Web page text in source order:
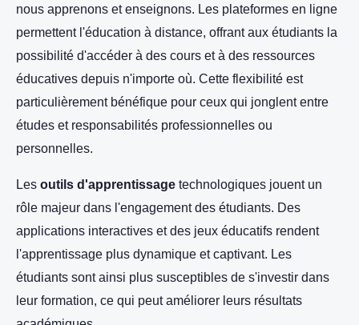
nous apprenons et enseignons. Les plateformes en ligne
permettent l'éducation à distance, offrant aux étudiants la
possibilité d'accéder à des cours et à des ressources
éducatives depuis n'importe où. Cette flexibilité est
particulièrement bénéfique pour ceux qui jonglent entre
études et responsabilités professionnelles ou
personnelles.
Les outils d'apprentissage technologiques jouent un
rôle majeur dans l'engagement des étudiants. Des
applications interactives et des jeux éducatifs rendent
l'apprentissage plus dynamique et captivant. Les
étudiants sont ainsi plus susceptibles de s'investir dans
leur formation, ce qui peut améliorer leurs résultats